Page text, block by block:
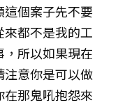
個案子先不要
都不是我的工
所以如果現在
注意你是可以做
那鬼吼抱怨來